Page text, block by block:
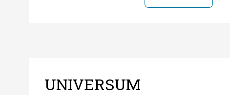
UNIVERSUM